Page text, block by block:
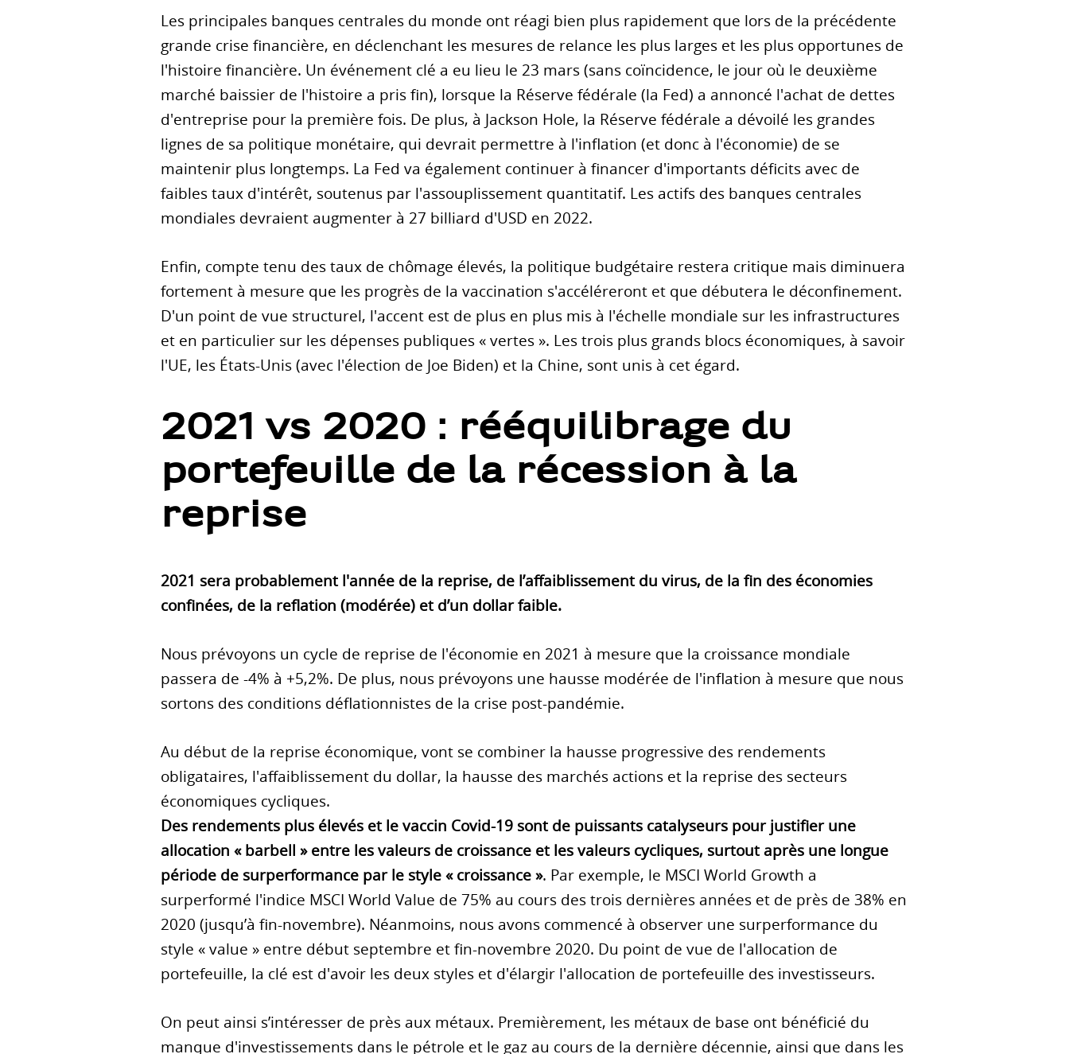
Les principales banques centrales du monde ont réagi bien plus rapidement que lors de la précédente
grande crise financière, en déclenchant les mesures de relance les plus larges et les plus opportunes de
l'histoire financière. Un événement clé a eu lieu le 23 mars (sans coïncidence, le jour où le deuxième
marché baissier de l'histoire a pris fin), lorsque la Réserve fédérale (la Fed) a annoncé l'achat de dettes
d'entreprise pour la première fois. De plus, à Jackson Hole, la Réserve fédérale a dévoilé les grandes
lignes de sa politique monétaire, qui devrait permettre à l'inflation (et donc à l'économie) de se
maintenir plus longtemps. La Fed va également continuer à financer d'importants déficits avec de
faibles taux d'intérêt, soutenus par l'assouplissement quantitatif. Les actifs des banques centrales
mondiales devraient augmenter à 27 billiard d'USD en 2022.
Enfin, compte tenu des taux de chômage élevés, la politique budgétaire restera critique mais diminuera
fortement à mesure que les progrès de la vaccination s'accéléreront et que débutera le déconfinement.
D'un point de vue structurel, l'accent est de plus en plus mis à l'échelle mondiale sur les infrastructures
et en particulier sur les dépenses publiques « vertes ». Les trois plus grands blocs économiques, à savoir
l'UE, les États-Unis (avec l'élection de Joe Biden) et la Chine, sont unis à cet égard.
2021 vs 2020 : rééquilibrage du
portefeuille de la récession à la
reprise
2021 sera probablement l'année de la reprise, de l’affaiblissement du virus, de la fin des économies
confinées, de la reflation (modérée) et d’un dollar faible.
Nous prévoyons un cycle de reprise de l'économie en 2021 à mesure que la croissance mondiale
passera de -4% à +5,2%. De plus, nous prévoyons une hausse modérée de l'inflation à mesure que nous
sortons des conditions déflationnistes de la crise post-pandémie.
Au début de la reprise économique, vont se combiner la hausse progressive des rendements
obligataires, l'affaiblissement du dollar, la hausse des marchés actions et la reprise des secteurs
économiques cycliques.
Des rendements plus élevés et le vaccin Covid-19 sont de puissants catalyseurs pour justifier une
allocation « barbell » entre les valeurs de croissance et les valeurs cycliques, surtout après une longue
période de surperformance par le style « croissance ». Par exemple, le MSCI World Growth a
surperformé l'indice MSCI World Value de 75% au cours des trois dernières années et de près de 38% en
2020 (jusqu’à fin-novembre). Néanmoins, nous avons commencé à observer une surperformance du
style « value » entre début septembre et fin-novembre 2020. Du point de vue de l'allocation de
portefeuille, la clé est d'avoir les deux styles et d'élargir l'allocation de portefeuille des investisseurs.
On peut ainsi s’intéresser de près aux métaux. Premièrement, les métaux de base ont bénéficié du
manque d'investissements dans le pétrole et le gaz au cours de la dernière décennie, ainsi que dans les